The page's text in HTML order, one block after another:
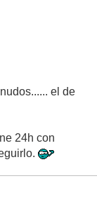
el de
24h con